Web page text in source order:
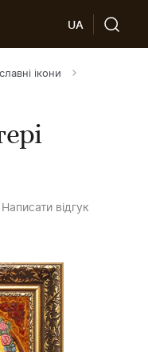
UA
ікони
Написати відгук